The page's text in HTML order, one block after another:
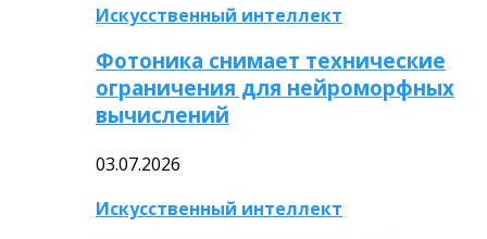
Искусственный интеллект
Фотоника снимает технические
ограничения для нейроморфных
вычислений
03.07.2026
Искусственный интеллект